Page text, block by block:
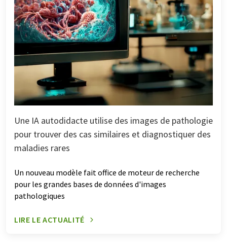
Une IA autodidacte utilise des images de pathologie
pour trouver des cas similaires et diagnostiquer des
maladies rares
Un nouveau modèle fait office de moteur de recherche
pour les grandes bases de données d'images
pathologiques
LIRE LE ACTUALITÉ